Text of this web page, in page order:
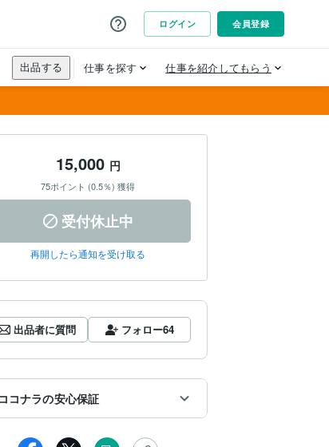
15,000 円
75ポイント (0.5％) 獲得
受付休止中
再開したら通知を受け取る
出品者に質問 フォロー64
ココナラの安心保証